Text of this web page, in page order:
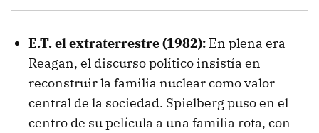
E.T. el extraterrestre(1982): En plena era
Reagan, el discurso político insistía en
reconstruir la familia nuclear como valor
central de la sociedad. Spielberg puso en el
centro de su película a una familia rota, con